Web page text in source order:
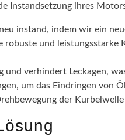
Instandsetzung ihres
instand, indem wir ein
und
und verhindert Leckagen,
um das Eindringen von
der